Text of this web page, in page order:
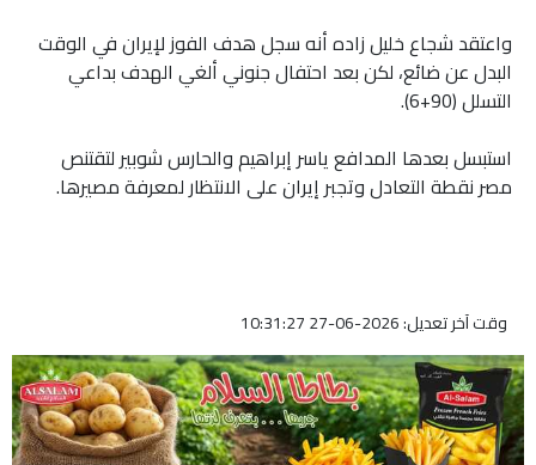
واعتقد شجاع خليل زاده أنه سجل هدف الفوز لإيران في الوقت
البدل عن ضائع، لكن بعد احتفال جنوني ألغي الهدف بداعي
التسلل (90+6).
استبسل بعدها المدافع ياسر إبراهيم والحارس شوبير لتقتنص
مصر نقطة التعادل وتجبر إيران على الانتظار لمعرفة مصيرها.
وقت آخر تعديل: 2026-06-27 10:31:27